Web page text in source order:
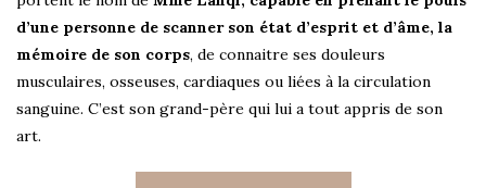
d’une personne de scanner son état d’esprit et d’âme, la
mémoire de son corps, de connaitre ses douleurs
musculaires, osseuses, cardiaques ou liées à la circulation
sanguine. C’est son grand-père qui lui a tout appris de son
art.